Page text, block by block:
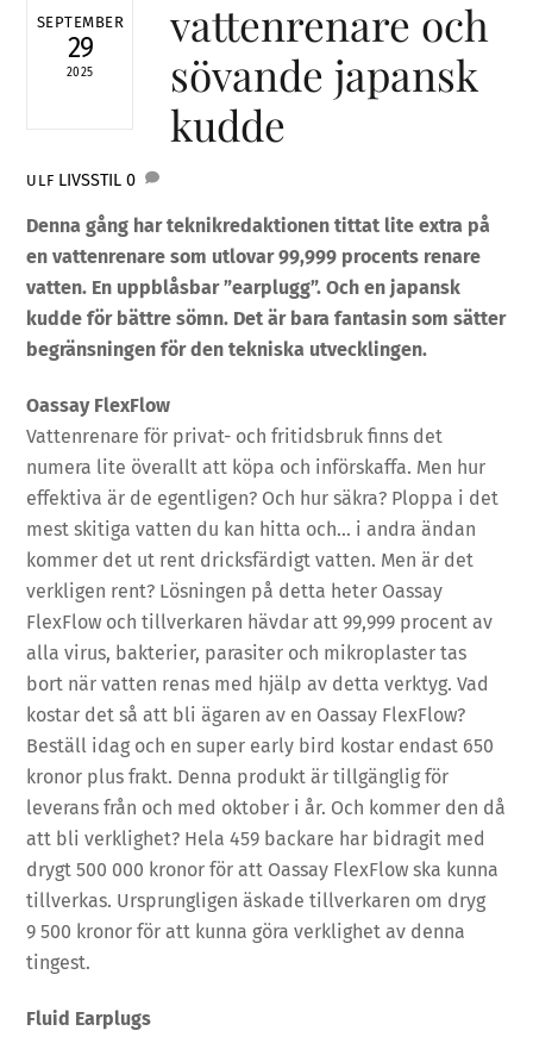
SEPTEMBER
29
2025
vattenrenare och
sövande japansk
kudde
ULF LIVSSTIL 0
Denna gång har teknikredaktionen tittat lite extra på
en vattenrenare som utlovar 99,999 procents renare
vatten. En uppblåsbar ”earplugg”. Och en japansk
kudde för bättre sömn. Det är bara fantasin som sätter
begränsningen för den tekniska utvecklingen.
Oassay FlexFlow
Vattenrenare för privat- och fritidsbruk finns det
numera lite överallt att köpa och införskaffa. Men hur
effektiva är de egentligen? Och hur säkra? Ploppa i det
mest skitiga vatten du kan hitta och… i andra ändan
kommer det ut rent dricksfärdigt vatten. Men är det
verkligen rent? Lösningen på detta heter Oassay
FlexFlow och tillverkaren hävdar att 99,999 procent av
alla virus, bakterier, parasiter och mikroplaster tas
bort när vatten renas med hjälp av detta verktyg. Vad
kostar det så att bli ägaren av en Oassay FlexFlow?
Beställ idag och en super early bird kostar endast 650
kronor plus frakt. Denna produkt är tillgänglig för
leverans från och med oktober i år. Och kommer den då
att bli verklighet? Hela 459 backare har bidragit med
drygt 500 000 kronor för att Oassay FlexFlow ska kunna
tillverkas. Ursprungligen äskade tillverkaren om dryg
9 500 kronor för att kunna göra verklighet av denna
tingest.
Fluid Earplugs